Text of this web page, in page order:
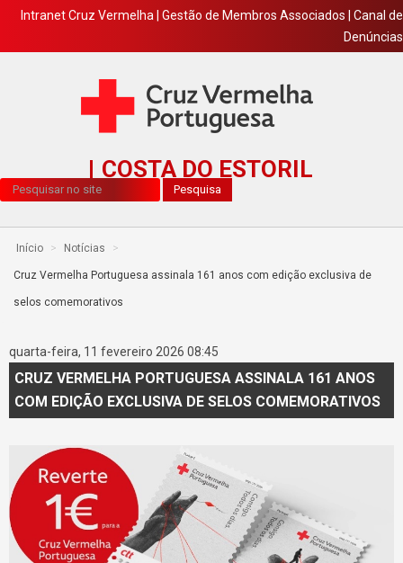
Intranet Cruz Vermelha Gestão de Membros Associados
Canal de
Denúncias
COSTA DO ESTORIL
Pesquisa... Pesquisa
Início > Notícias >
Cruz Vermelha Portuguesa assinala 161 anos com edição exclusiva de
selos comemorativos
quarta-feira, 11 fevereiro 2026 08:45
CRUZ VERMELHA PORTUGUESA ASSINALA 161 ANOS
COM EDIÇÃO EXCLUSIVA DE SELOS COMEMORATIVOS